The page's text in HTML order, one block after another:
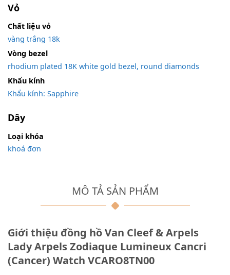
MÔ TẢ SẢN PHẨM
Giới thiệu đồng hồ Van Cleef & Arpels
Lady Arpels Zodiaque Lumineux Cancri
(Cancer) Watch VCARO8TN00
Vỏ
Chất liệu vỏ
vàng trắng 18k
Vòng bezel
rhodium plated 18K white gold bezel, round diamonds
Khẩu kính
Khẩu kính: Sapphire
Dây
Loại khóa
khoá đơn